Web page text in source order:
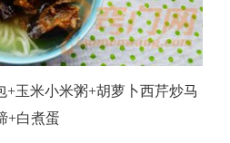
+玉米小米粥+胡萝卜西芹炒马
+白煮蛋